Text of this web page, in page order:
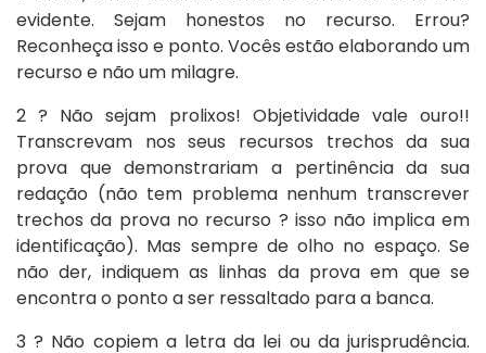
evidente. Sejam honestos no recurso. Errou?
Reconheça isso e ponto. Vocês estão elaborando um
recurso e não um milagre.
2 ? Não sejam prolixos! Objetividade vale ouro!!
Transcrevam nos seus recursos trechos da sua
prova que demonstrariam a pertinência da sua
redação (não tem problema nenhum transcrever
trechos da prova no recurso ? isso não implica em
identificação). Mas sempre de olho no espaço. Se
não der, indiquem as linhas da prova em que se
encontra o ponto a ser ressaltado para a banca.
3 ? Não copiem a letra da lei ou da jurisprudência.